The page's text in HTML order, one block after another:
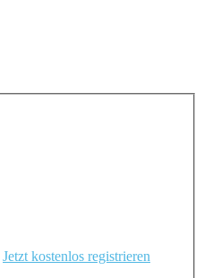
Jetzt kostenlos registrieren